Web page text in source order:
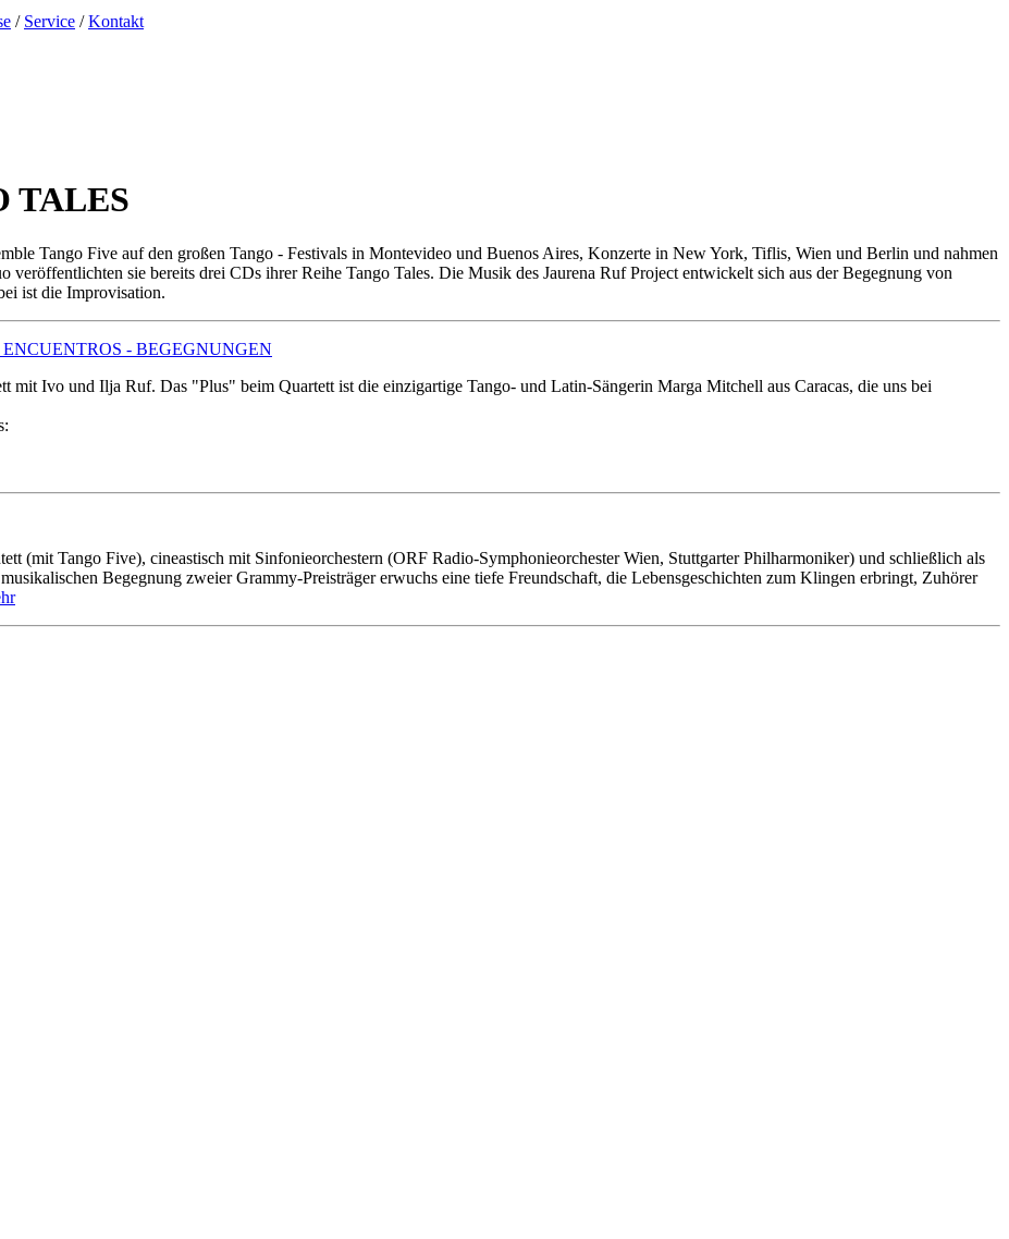
/ Service / Kontakt
TALES
Tango Five auf den großen Tango - Festivals in Montevideo und Buenos Aires, Konzerte in New York, Tiflis, Wien und Berlin und nahmen
sie bereits drei CDs ihrer Reihe Tango Tales. Die Musik des Jaurena Ruf Project entwickelt sich aus der Begegnung von
ist die Improvisation.
ENCUENTROS - BEGEGNUNGEN
mit Ivo und Ilja Ruf. Das "Plus" beim Quartett ist die einzigartige Tango- und Latin-Sängerin Marga Mitchell aus Caracas, die uns bei
(mit Tango Five), cineastisch mit Sinfonieorchestern (ORF Radio-Symphonieorchester Wien, Stuttgarter Philharmoniker) und schließlich als
Begegnung zweier Grammy-Preisträger erwuchs eine tiefe Freundschaft, die Lebensgeschichten zum Klingen erbringt, Zuhörer